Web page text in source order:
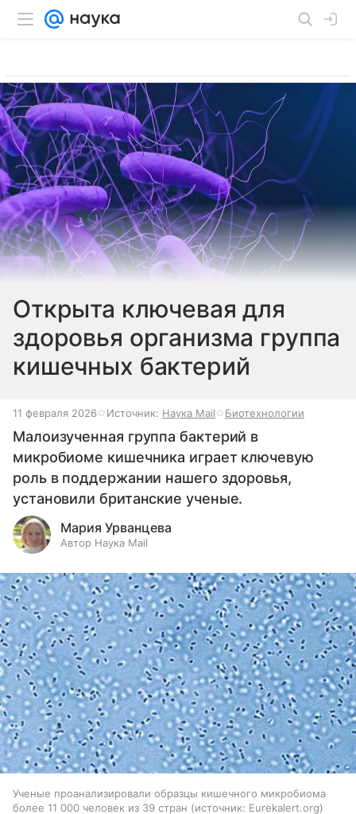
Открыта ключевая для
здоровья организма группа
кишечных бактерий
11 февраля 2026 Источник: Наука Mail Биотехнологии
Малоизученная группа бактерий в
микробиоме кишечника играет ключевую
роль в поддержании нашего здоровья,
установили британские ученые.
Мария Урванцева
Автор Наука Mail
Ученые проанализировали образцы кишечного микробиома
более 11 000 человек из 39 стран
источник: Eurekalert.org